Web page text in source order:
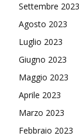
Settembre 2023
Agosto 2023
Luglio 2023
Giugno 2023
Maggio 2023
Aprile 2023
Marzo 2023
Febbraio 2023